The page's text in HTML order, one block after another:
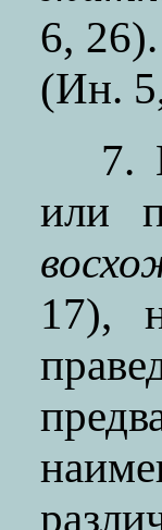
6,
(Ин.
7.
или
17),